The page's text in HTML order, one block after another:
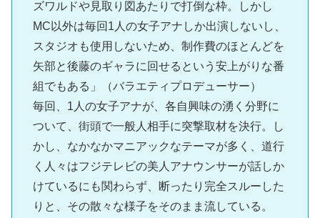
ズワルドや見取り図あたりで打倒な枠。しかし
MC以外は毎回1人の女子アナしか出演しないし、
スタジオも使用しないため、制作費のほとんどを
矢部と後藤のギャラに回せるという安上がりな番
組でもある」（バラエティプロデューサー）
毎回、1人の女子アナが、各自興味の湧く分野に
ついて、街頭で一般人相手に突撃取材を決行。し
かし、なかなかマニアックなテーマが多く、道行
く人々はフジテレビの美人アナウンサーが話しか
けているにも関わらず、断ったり完全スルーした
りと、その散々な様子をそのまま流している。